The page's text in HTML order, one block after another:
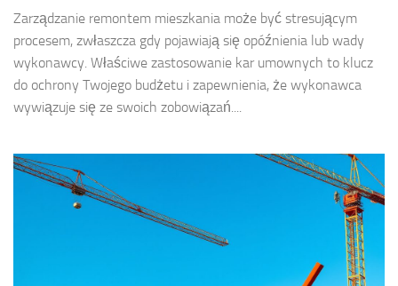
Zarządzanie remontem mieszkania może być stresującym
procesem, zwłaszcza gdy pojawiają się opóźnienia lub wady
wykonawcy. Właściwe zastosowanie kar umownych to klucz
do ochrony Twojego budżetu i zapewnienia, że wykonawca
wywiązuje się ze swoich zobowiązań....